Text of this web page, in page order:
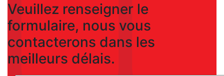
Veuillez renseigner le
formulaire, nous vous
contacterons dans les
meilleurs délais.